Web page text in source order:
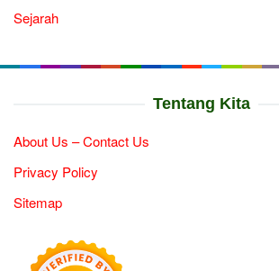
Sejarah
Tentang Kita
About Us – Contact Us
Privacy Policy
Sitemap